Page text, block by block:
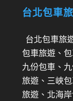
台北包車
台北包車旅
包車旅遊、
九份包車、
旅遊、三峽
旅遊、北海